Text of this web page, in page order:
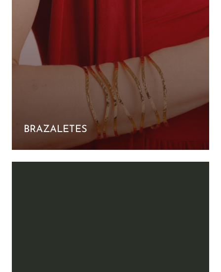
BRAZALETES